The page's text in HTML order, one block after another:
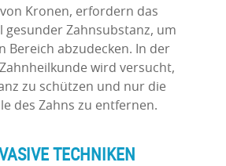
Kronen, erfordern das
gesunder Zahnsubstanz, um
Bereich abzudecken. In der
wird versucht,
zu schützen und nur die
des Zahns zu entfernen.
TECHNIKEN